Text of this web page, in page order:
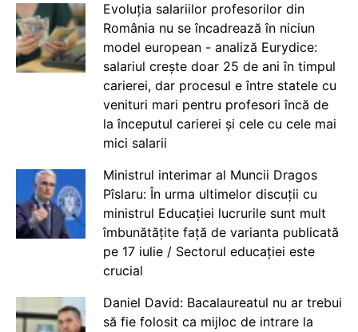
Evoluția salariilor profesorilor din
România nu se încadrează în niciun
model european - analiză Eurydice:
salariul crește doar 25 de ani în timpul
carierei, dar procesul e între statele cu
venituri mari pentru profesori încă de
la începutul carierei și cele cu cele mai
mici salarii
Ministrul interimar al Muncii Dragos
Pîslaru: În urma ultimelor discuții cu
ministrul Educației lucrurile sunt mult
îmbunătățite față de varianta publicată
pe 17 iulie / Sectorul educației este
crucial
Daniel David: Bacalaureatul nu ar trebui
să fie folosit ca mijloc de intrare la